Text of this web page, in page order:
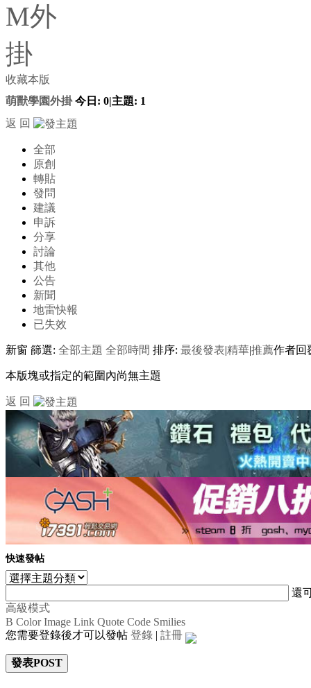
收藏本版
萌獸學園外掛 今日: 0|主題: 1
返 回
全部
原創
轉貼
發問
建議
申訴
分享
討論
其他
公告
新聞
地雷快報
已失效
新窗 篩選: 全部主題 全部時間 排序: 最後發表|精華|推薦作者回
本版塊或指定的範圍內尚無主題
返 回
快速發帖
還
高級模式
B Color Image Link Quote Code Smilies
您需要登錄後才可以發帖 登錄 | 註冊
發表POST